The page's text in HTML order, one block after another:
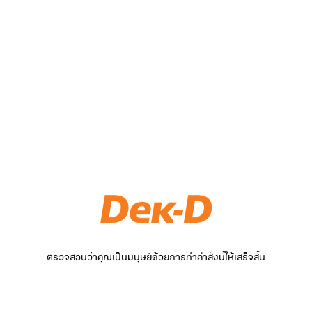
ตรวจสอบว่าคุณเป็นมนุษย์ด้วยการทำคำสั่งนี้ให้เสร็จสิ้น